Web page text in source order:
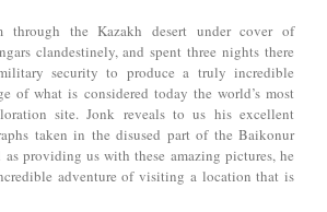
through the Kazakh desert under cover of
clandestinely, and spent three nights there
security to produce a truly incredible
of what is considered today the world’s most
site. Jonk reveals to us his excellent
taken in the disused part of the Baikonur
as providing us with these amazing pictures, he
adventure of visiting a location that is